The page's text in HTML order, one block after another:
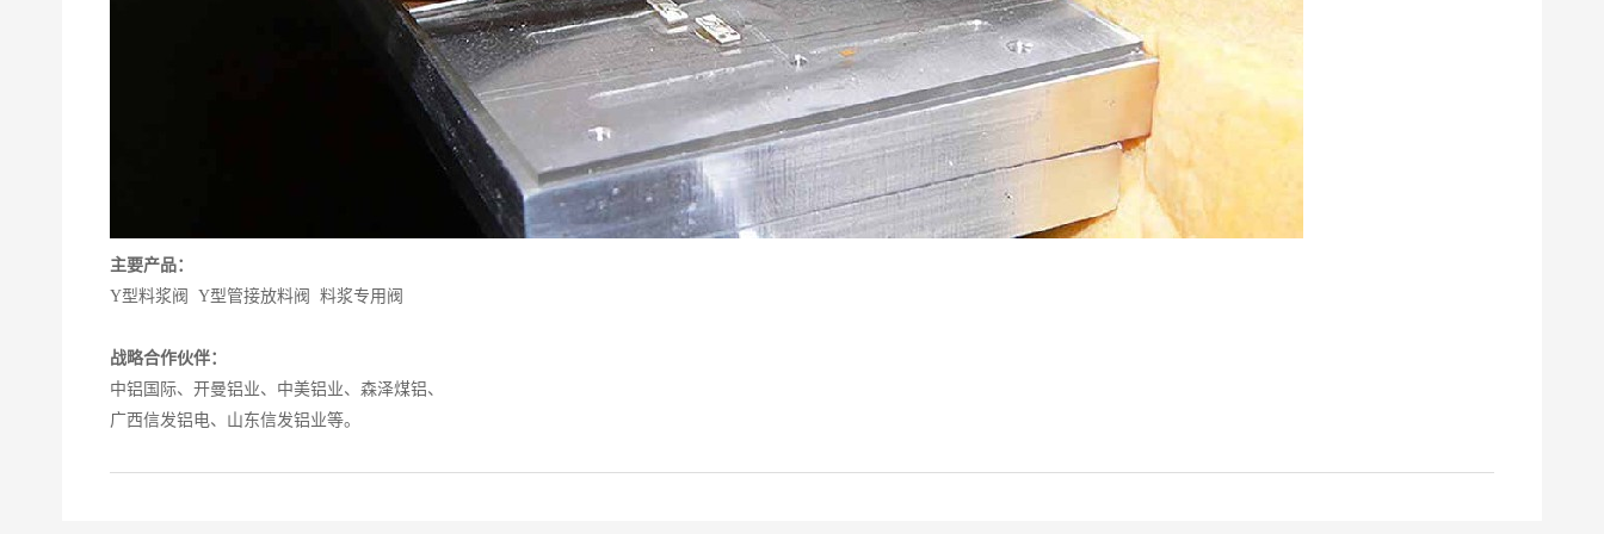
主要产品：
Y型料浆阀 Y型管接放料阀 料浆专用阀
战略合作伙伴：
中铝国际、开曼铝业、中美铝业、森泽煤铝、
广西信发铝电、山东信发铝业等。